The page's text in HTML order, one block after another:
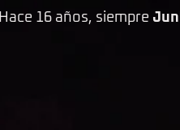
Hace 16 años, siempre